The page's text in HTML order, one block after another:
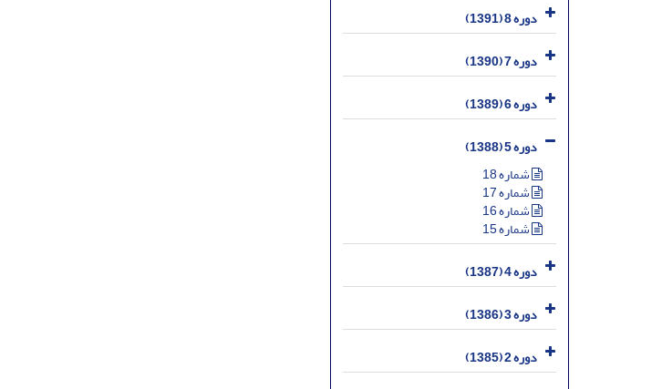
دوره 8 (1391)
دوره 7 (1390)
دوره 6 (1389)
دوره 5 (1388)
شماره 18
شماره 17
شماره 16
شماره 15
دوره 4 (1387)
دوره 3 (1386)
دوره 2 (1385)